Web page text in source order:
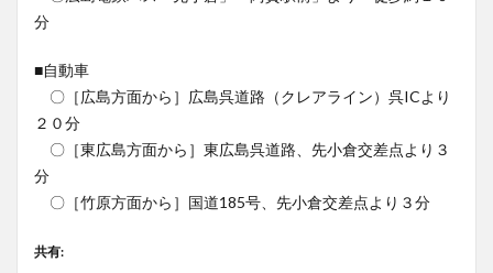
分
■自動車
〇［広島方面から］広島呉道路（クレアライン）呉ICより
２０分
〇［東広島方面から］東広島呉道路、先小倉交差点より３
分
〇［竹原方面から］国道185号、先小倉交差点より３分
共有: